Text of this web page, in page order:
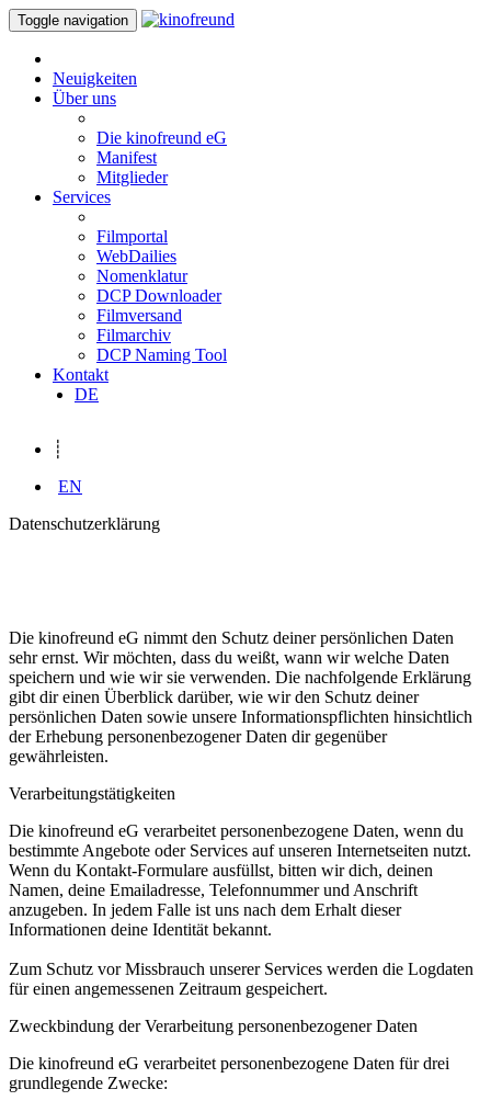
Toggle navigation
Neuigkeiten
Über uns
Die kinofreund eG
Manifest
Mitglieder
Services
Filmportal
WebDailies
Nomenklatur
DCP Downloader
Filmversand
Filmarchiv
DCP Naming Tool
Kontakt
DE
┊
EN
Datenschutzerklärung
Die kinofreund eG nimmt den Schutz deiner persönlichen Daten
sehr ernst. Wir möchten, dass du weißt, wann wir welche Daten
speichern und wie wir sie verwenden. Die nachfolgende Erklärung
gibt dir einen Überblick darüber, wie wir den Schutz deiner
persönlichen Daten sowie unsere Informationspflichten hinsichtlich
der Erhebung personenbezogener Daten dir gegenüber
gewährleisten.
Verarbeitungstätigkeiten
Die kinofreund eG verarbeitet personenbezogene Daten, wenn du
bestimmte Angebote oder Services auf unseren Internetseiten nutzt.
Wenn du Kontakt-Formulare ausfüllst, bitten wir dich, deinen
Namen, deine Emailadresse, Telefonnummer und Anschrift
anzugeben. In jedem Falle ist uns nach dem Erhalt dieser
Informationen deine Identität bekannt.
Zum Schutz vor Missbrauch unserer Services werden die Logdaten
für einen angemessenen Zeitraum gespeichert.
Zweckbindung der Verarbeitung personenbezogener Daten
Die kinofreund eG verarbeitet personenbezogene Daten für drei
grundlegende Zwecke: